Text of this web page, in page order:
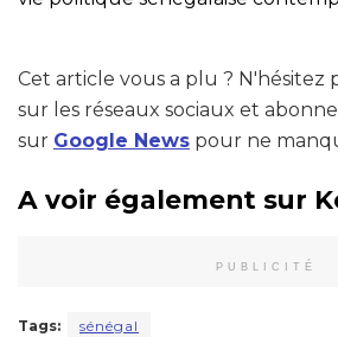
Cet article vous a plu ? N'hésitez
sur les réseaux sociaux et
sur Google News pour ne
A voir également sur
PUBLICITÉ
Tags: sénégal